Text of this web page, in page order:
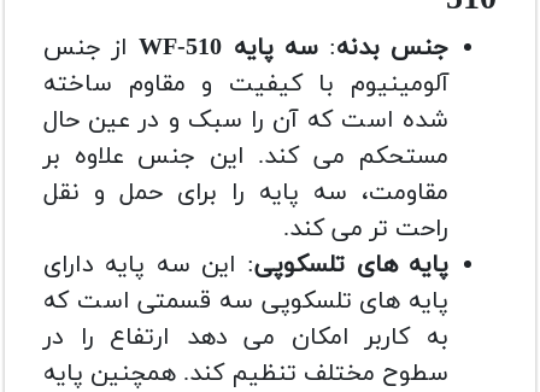
جنس بدنه:سه پایه WF-510
از جنس
آلومینیوم با کیفیت و مقاوم ساخته
شده است که آن را سبک و در عین حال
مستحکم می کند. این جنس علاوه بر
مقاومت، سه پایه را برای حمل و نقل
راحت تر می کند.
پایه های تلسکوپی: این سه پایه دارای
پایه های تلسکوپی سه قسمتی است که
به کاربر امکان می دهد ارتفاع را در
سطوح مختلف تنظیم کند. همچنین پایه